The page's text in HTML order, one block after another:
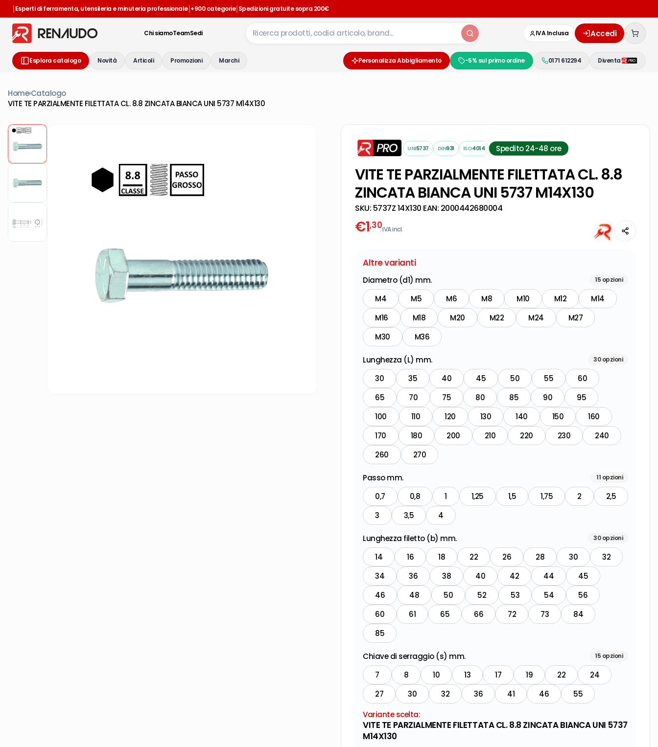
|Esperti di ferramenta, utensileria e minuteria professionale|+900 categorie|Spedizioni gratuite sopra 200€
Chi siamoTeamSedi IVA Inclusa Accedi
Esplora catalogo Novità Articoli Promozioni Marchi Personalizza Abbigliamento -5% sul primo ordine 0171 612294 Diventa
Home›Catalogo
VITE TE PARZIALMENTE FILETTATA CL. 8.8 ZINCATA BIANCA UNI 5737 M14X130
UNI5737 DIN931 ISO4014 Spedito 24-48 ore
VITE TE PARZIALMENTE FILETTATA CL. 8.8
ZINCATA BIANCA UNI 5737 M14X130
SKU: 5737Z 14X130 EAN: 2000442680004
€1,30IVA incl.
Altre varianti
Diametro (d1) mm. 15 opzioni
M4 M5 M6 M8 M10 M12
M14
M16
M18 M20 M22 M24
M27
M30
M36
Lunghezza (L) mm. 30 opzioni
30 35 40 45 50 55
60
65
70 75 80 85 90
95
100
110 120 130 140 150
160
170
180 200 210 220 230
240
260
270
Passo mm. 11 opzioni
0,7 0,8 1 1,25 1,5 1,75 2
2,5
3
3,5 4
Lunghezza filetto (b) mm. 30 opzioni
14 16 18 22 26 28 30
32
34
36 38 40 42 44
45
46
48 50 52 53 54
56
60
61 65 66 72 73
84
85
Chiave di serraggio (s) mm. 15 opzioni
7 8 10 13 17 19 22
24
27
30 32 36 41 46
55
Variante scelta:
VITE TE PARZIALMENTE FILETTATA CL. 8.8 ZINCATA BIANCA UNI 5737
M14X130